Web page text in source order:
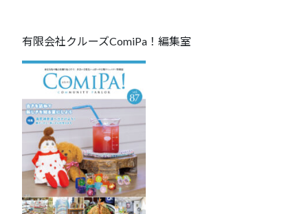
有限会社クルーズComiPa！編集室